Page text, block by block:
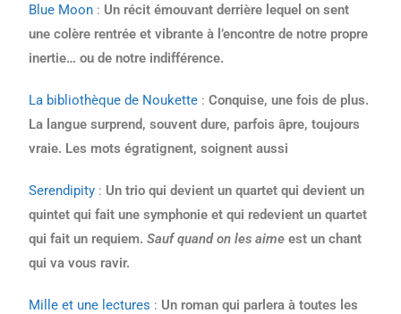
Blue Moon : Un récit émouvant derrière lequel on sent
une colère rentrée et vibrante à l’encontre de notre propre
inertie… ou de notre indifférence.
La bibliothèque de Noukette :Conquise, une fois de plus.
La langue surprend, souvent dure, parfois âpre, toujours
vraie. Les mots égratignent, soignent aussi
Serendipity : Un trio qui devient un quartet qui devient un
quintet qui fait une symphonie et qui redevient un quartet
qui fait un requiem.Sauf quand on les aime est un chant
qui va vous ravir.
Mille et une lectures : Un roman qui parlera à toutes les